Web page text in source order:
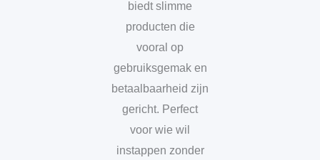
biedt slimme
producten die
vooral op
gebruiksgemak en
betaalbaarheid zijn
gericht. Perfect
voor wie wil
instappen zonder